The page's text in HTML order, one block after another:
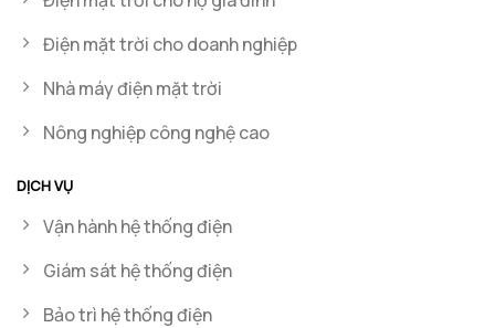
Điện mặt trời cho doanh nghiệp
Nhà máy điện mặt trời
Nông nghiệp công nghệ cao
DỊCH VỤ
Vận hành hệ thống điện
Giám sát hệ thống điện
Bảo trì hệ thống điện